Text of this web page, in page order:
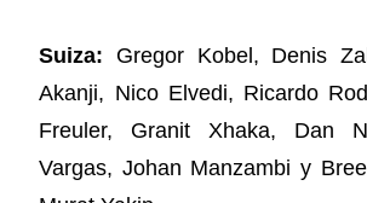
Suiza: Gregor Kobel, Denis
Akanji, Nico Elvedi, Ricardo
Freuler, Granit Xhaka, Dan
Vargas, Johan Manzambi y